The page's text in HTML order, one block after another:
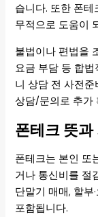
습니다. 또한 폰
무적으로 도움이
불법이나 편법을
요금 부담 등 합
니 상담 전 사전
상담/문의로 추가
폰테크 뜻
폰테크는 본인 또
거나 통신비를 절
단말기 매매, 할부
포함됩니다.